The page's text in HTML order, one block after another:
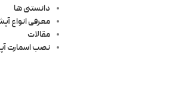
دانستنی ها
معرفی انواع
مقالات
نصب اسمارت